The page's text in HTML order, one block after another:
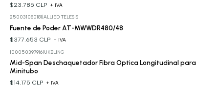
$23.785 CLP + IVA
250031080181 ALLIED TELESIS
Fuente de Poder AT-MWWDR480/48
$377.653 CLP + IVA
100050397916| UKBLING
Mid-Span Deschaquetador Fibra Optica Longitudinal para
Minitubo
$14.175 CLP + IVA